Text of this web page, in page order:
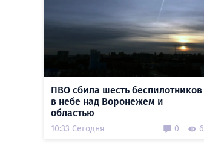
ПВО сбила шесть беспилотников
в небе над Воронежем и
областью
10:33 Сегодня 0 6